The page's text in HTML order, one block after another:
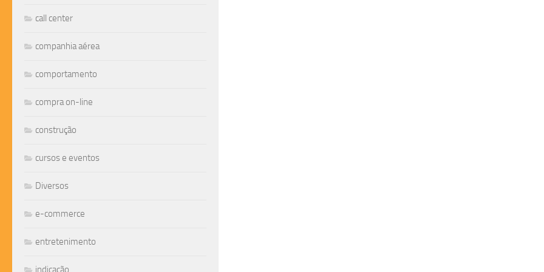
call center
companhia aérea
comportamento
compra on-line
construção
cursos e eventos
Diversos
e-commerce
entretenimento
indicação